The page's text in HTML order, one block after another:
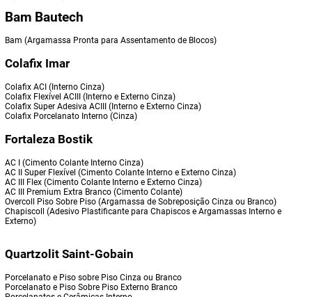
Bam Bautech
Bam (Argamassa Pronta para Assentamento de Blocos)
Colafix Imar
Colafix ACI (Interno Cinza)
Colafix Flexível ACIII (Interno e Externo Cinza)
Colafix Super Adesiva ACIII (Interno e Externo Cinza)
Colafix Porcelanato Interno (Cinza)
Fortaleza Bostik
AC I (Cimento Colante Interno Cinza)
AC II Super Flexível (Cimento Colante Interno e Externo Cinza)
AC III Flex (Cimento Colante Interno e Externo Cinza)
AC III Premium Extra Branco (Cimento Colante)
Overcoll Piso Sobre Piso (Argamassa de Sobreposição Cinza ou Branco)
Chapiscoll (Adesivo Plastificante para Chapiscos e Argamassas Interno e
Externo)
Quartzolit Saint-Gobain
Porcelanato e Piso sobre Piso Cinza ou Branco
Porcelanato e Piso Sobre Piso Externo Branco